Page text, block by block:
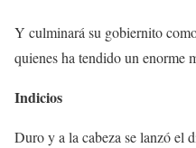
Y culminará su gobiernito
quienes ha tendido un enorme
Indicios
Duro y a la cabeza se lanzó el